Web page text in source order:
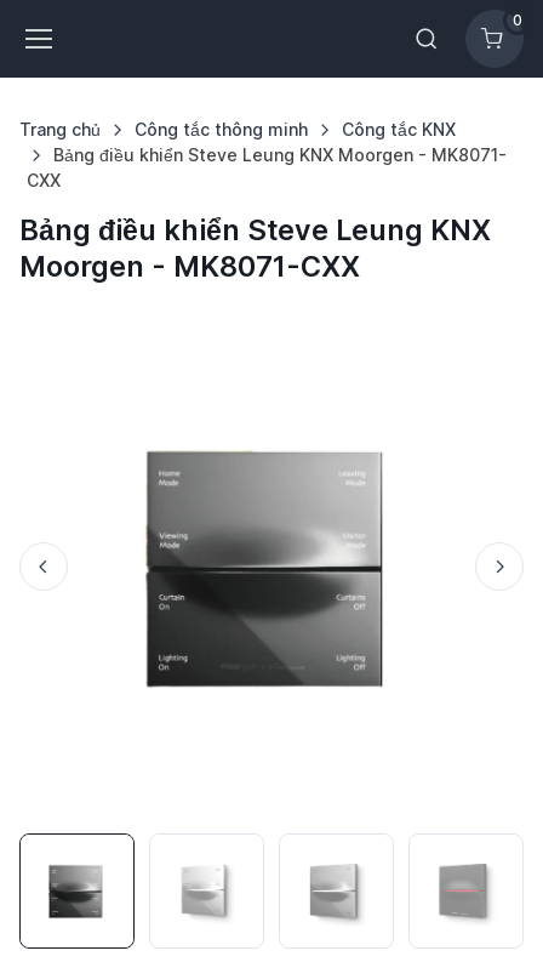
0
Trang chủ Công tắc thông minh
Công tắc KNX
Bảng điều khiển Steve Leung KNX Moorgen - MK8071-
CXX
Bảng điều khiển Steve Leung KNX
Moorgen - MK8071-CXX